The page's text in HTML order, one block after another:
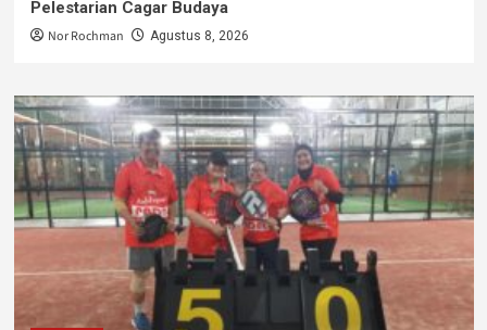
Pelestarian Cagar Budaya
Nor Rochman Agustus 8, 2026